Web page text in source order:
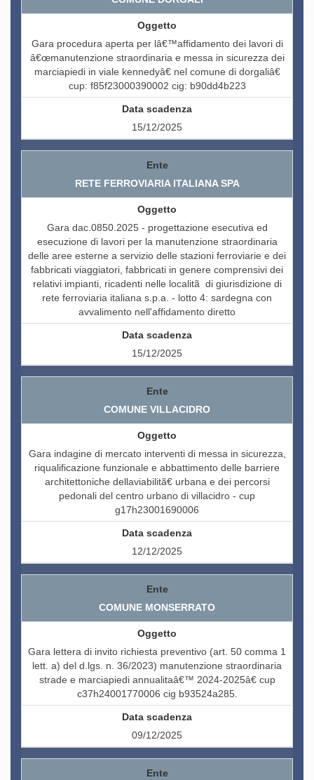
Gara procedura aperta per lâ€™affidamento dei lavori di
â€œmanutenzione straordinaria e messa in sicurezza dei
marciapiedi in viale kennedyâ€ nel comune di dorgaliâ€
cup: f85f23000390002 cig: b90dd4b223
15/12/2025
RETE FERROVIARIA ITALIANA SPA
Gara dac.0850.2025 - progettazione esecutiva ed
esecuzione di lavori per la manutenzione straordinaria
delle aree esterne a servizio delle stazioni ferroviarie e dei
fabbricati viaggiatori, fabbricati in genere comprensivi dei
relativi impianti, ricadenti nelle localitã di giurisdizione di
rete ferroviaria italiana s.p.a. - lotto 4: sardegna con
avvalimento nell'affidamento diretto
15/12/2025
COMUNE VILLACIDRO
Gara indagine di mercato interventi di messa in sicurezza,
riqualificazione funzionale e abbattimento delle barriere
architettoniche dellaviabilitã€ urbana e dei percorsi
pedonali del centro urbano di villacidro - cup
g17h23001690006
12/12/2025
COMUNE MONSERRATO
Gara lettera di invito richiesta preventivo (art. 50 comma 1
lett. a) del d.lgs. n. 36/2023) manutenzione straordinaria
strade e marciapiedi annualitaâ€™ 2024-2025â€ cup
c37h24001770006 cig b93524a285.
09/12/2025